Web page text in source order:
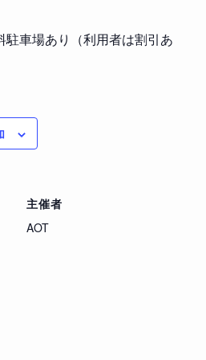
駐車場あり（利用者は割引あ
主催者
AOT